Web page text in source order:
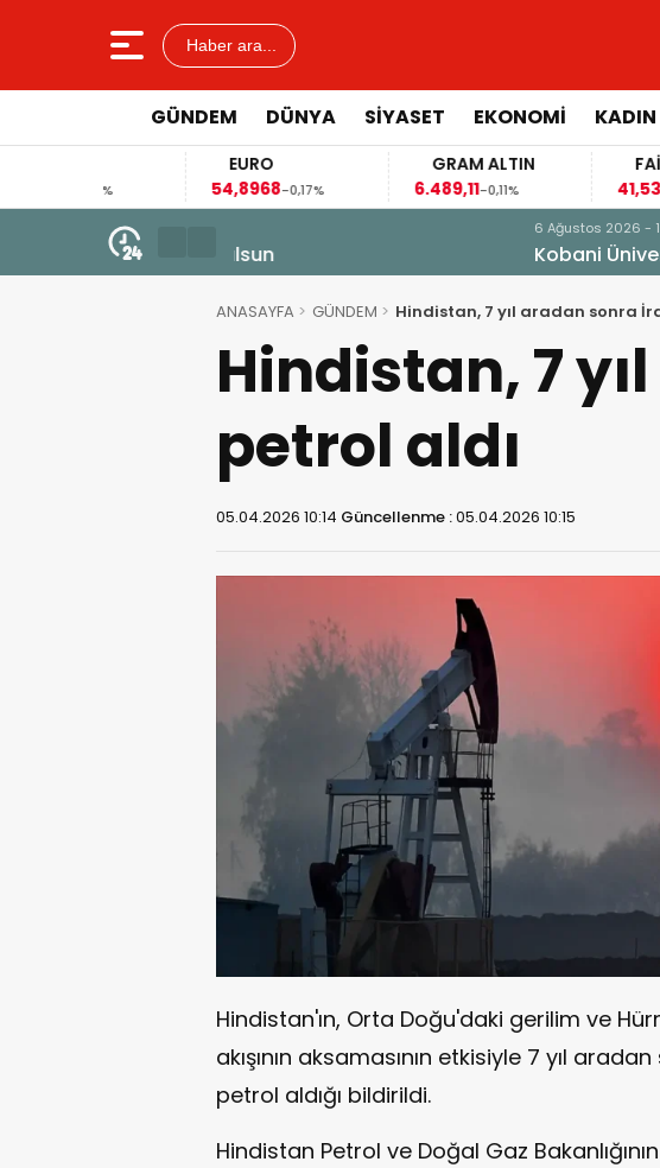
Haber ara...
GÜNDEM DÜNYA SİYASET EKONOMİ KADIN
EURO
54,8968-0,17%
GRAM ALTIN
6.489,11-0,11%
FAİZ
41,53
-0,02%
Kobani Üniversitesi’nde Kürtçe eğitim
ANASAYFA GÜNDEM Hindistan, 7 yıl aradan sonra
Hindistan, 7
petrol aldı
05.04.2026 10:14 Güncellenme :05.04.2026 10:15
Hindistan'ın, Orta Doğu'daki gerilim ve
akışının aksamasının etkisiyle 7 yıl
petrol aldığı bildirildi.
Hindistan Petrol ve Doğal Gaz